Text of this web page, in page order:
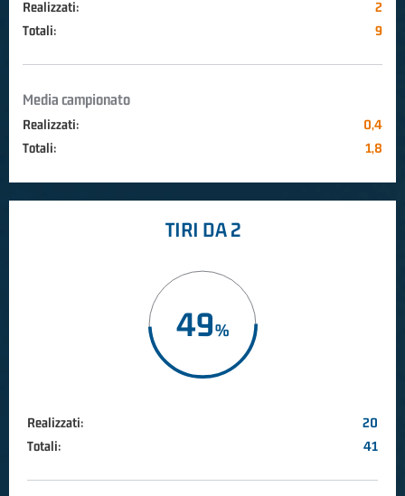
Realizzati:
2
Totali:
9
Media campionato
Realizzati:
0,4
Totali:
1,8
TIRI DA 2
49
Realizzati:
20
Totali:
41